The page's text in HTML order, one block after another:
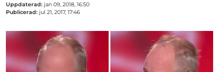
Uppdaterad: jan 09, 2018, 16:50
Publicerad: jul 21, 2017, 17:46